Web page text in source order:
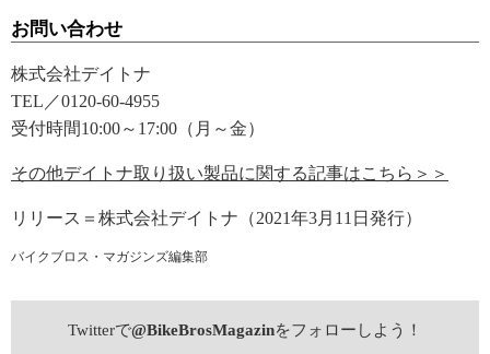
お問い合わせ
株式会社デイトナ
TEL／0120-60-4955
受付時間10:00～17:00（月～金）
その他デイトナ取り扱い製品に関する記事はこちら＞＞
リリース＝株式会社デイトナ（2021年3月11日発行）
バイクブロス・マガジンズ編集部
Twitterで@BikeBrosMagazinをフォローしよう！